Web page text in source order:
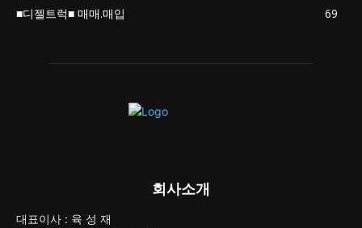
■디젤트럭■ 매매.매입
69
회사소개
대표이사 : 육 성 재